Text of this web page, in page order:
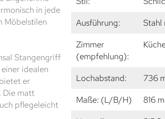
in jede
Möbelstilen
Stangengriff
idealen
er
Die matt
pflegeleicht
Ausführung:
Stahl
Zimmer
(empfehlung):
Lochabstand:
736
Maße: (L/B/H)
816